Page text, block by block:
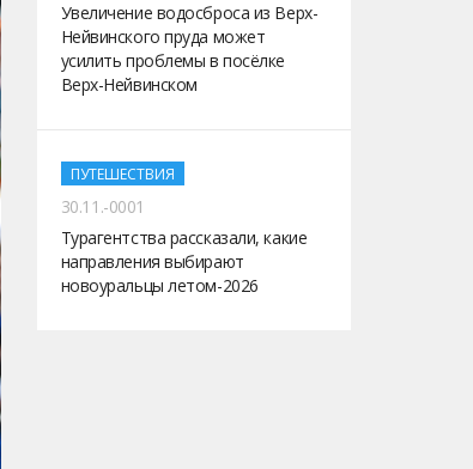
Увеличение водосброса из Верх-
Нейвинского пруда может
усилить проблемы в посёлке
Верх-Нейвинском
ПУТЕШЕСТВИЯ
30.11.-0001
Турагентства рассказали, какие
направления выбирают
новоуральцы летом-2026